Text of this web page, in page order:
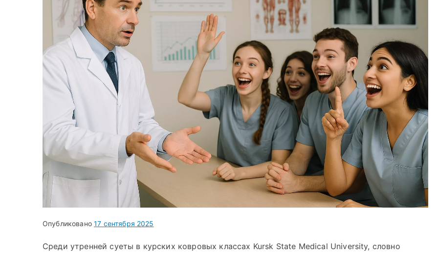
Опубликовано17 сентября 2025
Среди утренней суеты в курских ковровых классах Kursk State Medical University, словно